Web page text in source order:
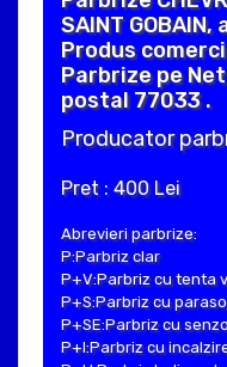
SAINT
Produs
Parbrize pe Net
postal 77033 .
Producator
Pret : 400 Lei
Abrevieri parbrize:
P:Parbriz clar
P+V:Parbriz cu tenta
P+S:Parbriz cu
P+SE:Parbriz cu
P+I:Parbriz cu